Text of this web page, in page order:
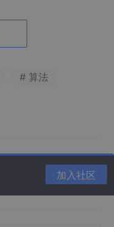
竞争优势”。
# 算法
加入社区